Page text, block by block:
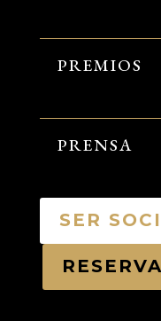
PREMIOS
PRENSA
SER